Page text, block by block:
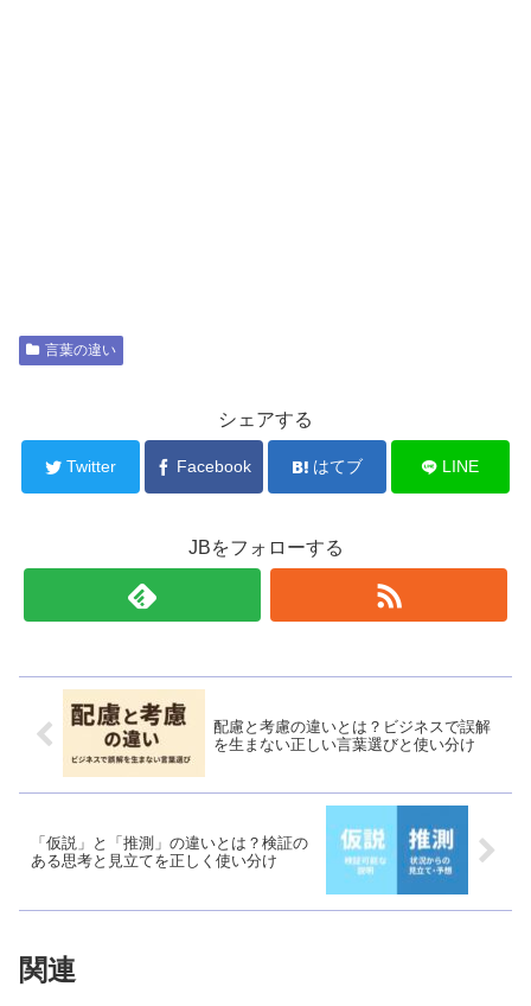
言葉の違い
シェアする
Twitter Facebook はてブ LINE
JBをフォローする
配慮と考慮の違いとは？ビジネスで誤解
を生まない正しい言葉選びと使い分け
「仮説」と「推測」の違いとは？検証の
ある思考と見立てを正しく使い分け
関連